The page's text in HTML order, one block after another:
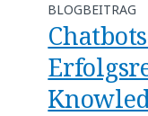
BLOGBEITRAG